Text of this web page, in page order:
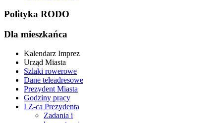
Polityka RODO
Dla mieszkańca
Kalendarz Imprez
Urząd Miasta
Szlaki rowerowe
Dane teleadresowe
Prezydent Miasta
Godziny pracy
I Z-ca Prezydenta
Zadania i